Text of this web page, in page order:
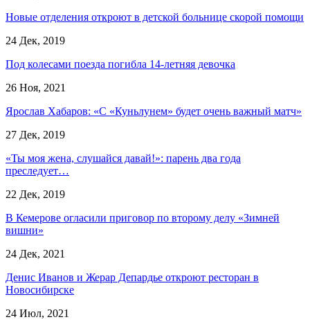
Новые отделения откроют в детской больнице скорой помощи
24 Дек, 2019
Под колесами поезда погибла 14-летняя девочка
26 Ноя, 2021
Ярослав Хабаров: «С «Куньлунем» будет очень важный матч»
27 Дек, 2019
«Ты моя жена, слушайся давай!»: парень два года
преследует…
22 Дек, 2019
В Кемерове огласили приговор по второму делу «Зимней
вишни»
24 Дек, 2021
Денис Иванов и Жерар Депардье откроют ресторан в
Новосибирске
24 Июл, 2021